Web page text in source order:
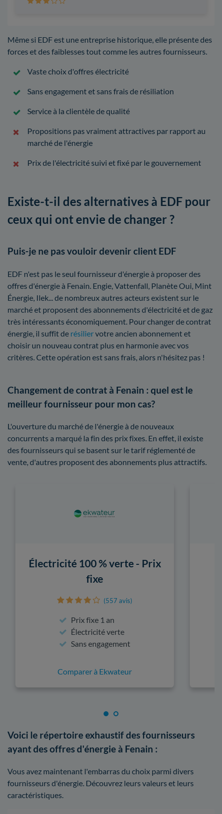
Même si EDF est une entreprise historique, elle présente des
forces et des faiblesses tout comme les autres fournisseurs.
Vaste choix d'offres électricité
Sans engagement et sans frais de résiliation
Service à la clientèle de qualité
Propositions pas vraiment attractives par rapport au
marché de l'énergie
Prix de l'électricité suivi et fixé par le gouvernement
Existe-t-il des alternatives à EDF pour
ceux qui ont envie de changer ?
Puis-je ne pas vouloir devenir client EDF
EDF n'est pas le seul fournisseur d'énergie à proposer des
offres d'énergie à Fenain. Engie, Vattenfall, Planète Oui, Mint
Énergie, Ilek... de nombreux autres acteurs existent sur le
marché et proposent des abonnements d'électricité et de gaz
très intéressants économiquement. Pour changer de contrat
énergie, il suffit de résiliervotre ancien abonnement et
choisir un nouveau contrat plus en harmonie avec vos
critères. Cette opération est sans frais, alors n'hésitez pas !
Changement de contrat à Fenain : quel est le
meilleur fournisseur pour mon cas?
L'ouverture du marché de l'énergie à de nouveaux
concurrents a marqué la fin des prix fixes. En effet, il existe
des fournisseurs qui se basent sur le tarif réglementé de
vente, d'autres proposent des abonnements plus attractifs.
Électricité 100 % verte - Prix
fixe
(557 avis)
Prix fixe 1 an
Électricité verte
Sans engagement
Comparer à Ekwateur
Voici le répertoire exhaustif des fournisseurs
ayant des offres d'énergie à Fenain :
Vous avez maintenant l'embarras du choix parmi divers
fournisseurs d'énergie. Découvrez leurs valeurs et leurs
caractéristiques.